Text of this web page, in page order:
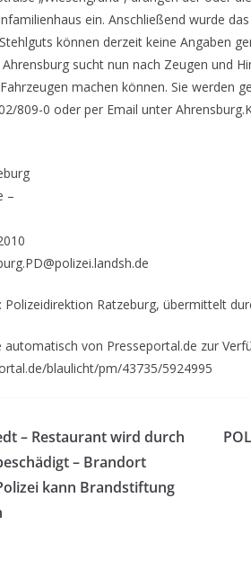
ein. Anschließend wurde
können derzeit keine Angaben
sucht nun nach Zeugen und
machen können. Sie werden
809-0 oder per Email unter
–
Polizeidirektion Ratzeburg, übermittelt
von Presseportal.de zur
blaulicht/pm/43735/5924995
– Restaurant wird durch
– Brandort
kann Brandstiftung